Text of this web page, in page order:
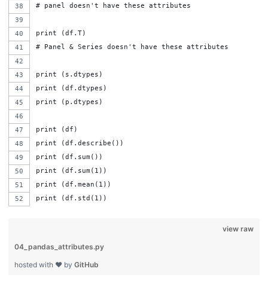
# panel doesn't have these attributes
print (df.T)
# Panel & Series doesn't have these attributes
print (s.dtypes)
print (df.dtypes)
print (p.dtypes)
print (df)
print (df.describe())
print (df.sum())
print (df.sum(1))
print (df.mean(1))
print (df.std(1))
view raw
04_pandas_attributes.py
hosted with ❤ by GitHub